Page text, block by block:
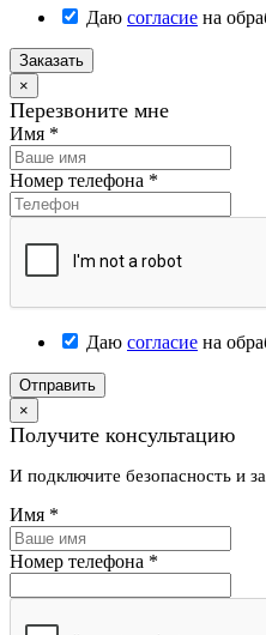
Даю согласие на
Заказать
×
Перезвоните мне
Имя *
Номер телефона *
Даю согласие на
Отправить
×
Получите консультацию
И подключите безопасность и
Имя *
Номер телефона *